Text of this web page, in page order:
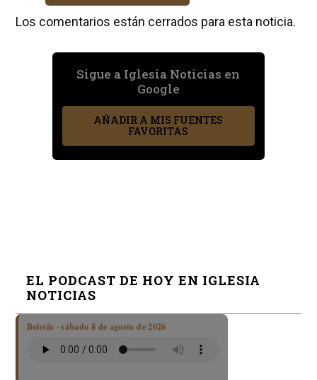
Los comentarios están cerrados para esta noticia.
Sigue a Iglesia Noticias en
Google
AÑADIR A MIS FUENTES
FAVORITAS
EL PODCAST DE HOY EN IGLESIA
NOTICIAS
Boletín · sábado 8 de agosto de 2026